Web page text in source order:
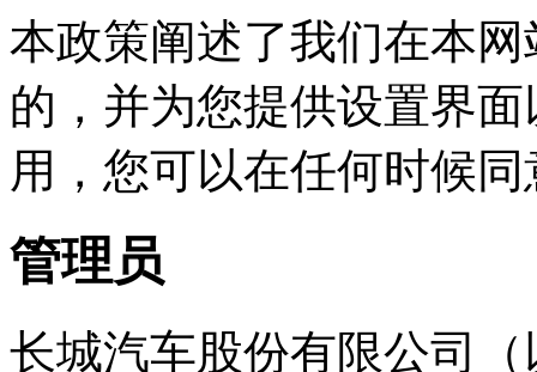
本政策阐述了我们在本
的，并为您提供设置
用，您可以在任何时候
管理员
长城汽车股份有限公司（